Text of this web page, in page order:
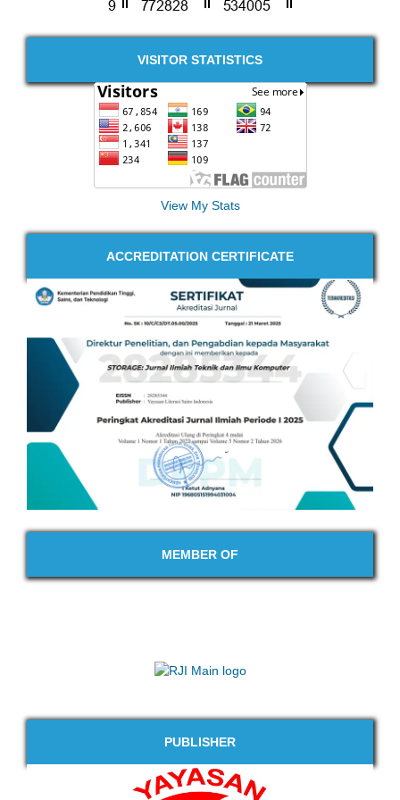
VISITOR STATISTICS
View My Stats
ACCREDITATION CERTIFICATE
MEMBER OF
PUBLISHER